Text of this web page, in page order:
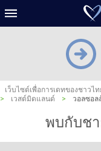
เว็บไซต์เพื่อการเดทของชาวไท
>
เวสต์มิดแลนด์ > วอลซอล
พบกับช